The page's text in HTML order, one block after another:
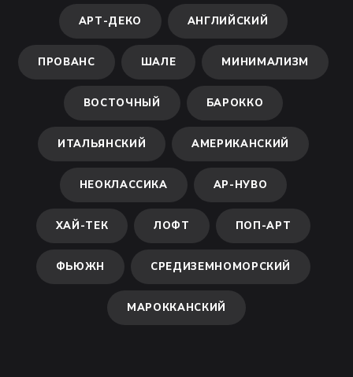
АРТ-ДЕКО АНГЛИЙСКИЙ
ПРОВАНС ШАЛЕ МИНИМАЛИЗМ
ВОСТОЧНЫЙ БАРОККО
ИТАЛЬЯНСКИЙ АМЕРИКАНСКИЙ
НЕОКЛАССИКА АР-НУВО
ХАЙ-ТЕК ЛОФТ ПОП-АРТ
ФЬЮЖН СРЕДИЗЕМНОМОРСКИЙ
МАРОККАНСКИЙ